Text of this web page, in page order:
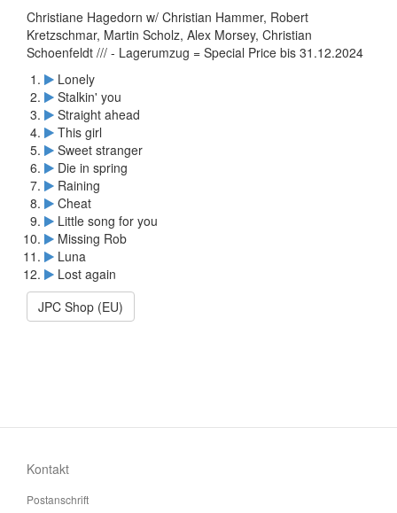
Christiane Hagedorn w/ Christian Hammer, Robert
Kretzschmar, Martin Scholz, Alex Morsey, Christian
Schoenfeldt /// - Lagerumzug = Special Price bis 31.12.2024
Lonely
Stalkin' you
Straight ahead
This girl
Sweet stranger
Die in spring
Raining
Cheat
Little song for you
Missing Rob
Luna
Lost again
JPC Shop (EU)
Kontakt
Postanschrift